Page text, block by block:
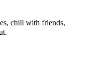
chill with friends,